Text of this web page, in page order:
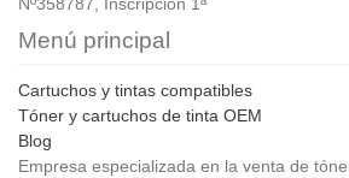
Menú principal
Cartuchos y tintas compatibles
Tóner y cartuchos de tinta OEM
Blog
Empresa especializada en la venta de